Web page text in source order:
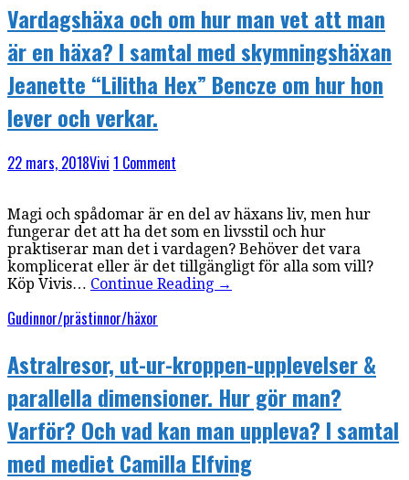
Vardagshäxa och om hur man vet att man
är en häxa? I samtal med skymningshäxan
Jeanette “Lilitha Hex” Bencze om hur hon
lever och verkar.
22 mars, 2018Vivi 1 Comment
Magi och spådomar är en del av häxans liv, men hur
fungerar det att ha det som en livsstil och hur
praktiserar man det i vardagen? Behöver det vara
komplicerat eller är det tillgängligt för alla som vill?
Köp Vivis… Continue Reading →
Gudinnor/prästinnor/häxor
Astralresor, ut-ur-kroppen-upplevelser &
parallella dimensioner. Hur gör man?
Varför? Och vad kan man uppleva? I samtal
med mediet Camilla Elfving